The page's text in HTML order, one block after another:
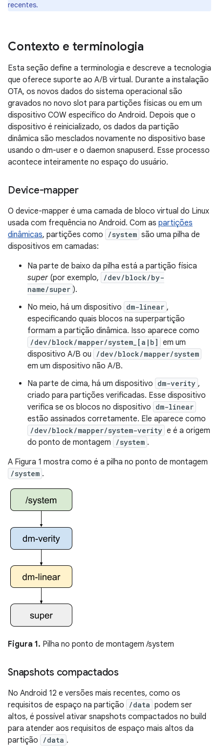
recentes.
Contexto e terminologia
Esta seção define a terminologia e descreve a tecnologia
que oferece suporte ao A/B virtual. Durante a instalação
OTA, os novos dados do sistema operacional são
gravados no novo slot para partições físicas ou em um
dispositivo COW específico do Android. Depois que o
dispositivo é reinicializado, os dados da partição
dinâmica são mesclados novamente no dispositivo base
usando o dm-user e o daemon snapuserd. Esse processo
acontece inteiramente no espaço do usuário.
Device-mapper
O device-mapper é uma camada de bloco virtual do Linux
usada com frequência no Android. Com as partições
dinâmicas, partições como /system são uma pilha de
dispositivos em camadas:
Na parte de baixo da pilha está a partição física
super(por exemplo,
/dev/block/by-
name/super ).
No meio, há um dispositivo dm-linear ,
especificando quais blocos na superpartição
formam a partição dinâmica. Isso aparece como
/dev/block/mapper/system_[a|b] em um
dispositivo A/B ou
/dev/block/mapper/system
em um dispositivo não A/B.
Na parte de cima, há um dispositivo dm-verity ,
criado para partições verificadas. Esse dispositivo
verifica se os blocos no dispositivo dm-linear
estão assinados corretamente. Ele aparece como
/dev/block/mapper/system-verity e é a origem
do ponto de montagem
/system .
A Figura 1 mostra como é a pilha no ponto de montagem
/system .
Figura 1. Pilha no ponto de montagem /system
Snapshots compactados
No Android 12 e versões mais recentes, como os
requisitos de espaço na partição
/data podem ser
altos, é possível ativar snapshots compactados no build
para atender aos requisitos de espaço mais altos da
partição
/data .